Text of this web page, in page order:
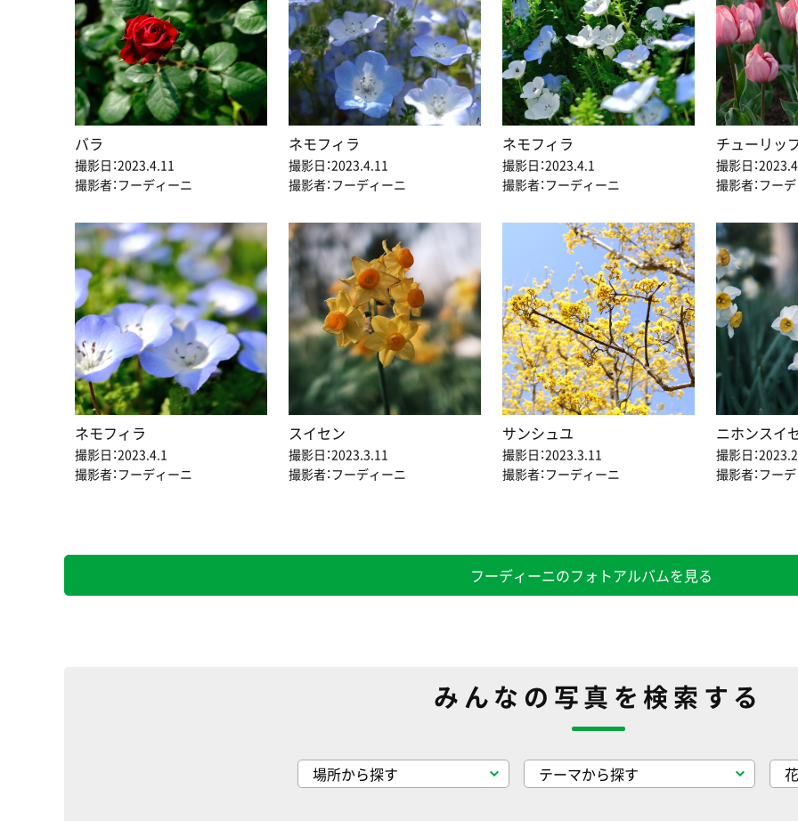
バラ
撮影日：2023.4.11
撮影者：フーディーニ
ネモフィラ
撮影日：2023.4.11
撮影者：フーディーニ
ネモフィラ
撮影日：2023.4.1
撮影者：フーディーニ
チューリッ
撮影日：
撮影者：フー
ネモフィラ
撮影日：2023.4.1
撮影者：フーディーニ
スイセン
撮影日：2023.3.11
撮影者：フーディーニ
サンシュユ
撮影日：2023.3.11
撮影者：フーディーニ
ニホンスイ
撮影日：
撮影者：フー
フーディーニのフォトアルバムを見る
みんなの写真を検索する